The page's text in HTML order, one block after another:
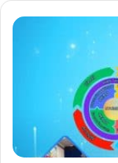
เผย
บริหาร